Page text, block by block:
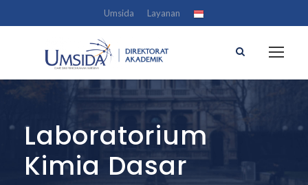
Umsida Layanan
Laboratorium
Kimia Dasar